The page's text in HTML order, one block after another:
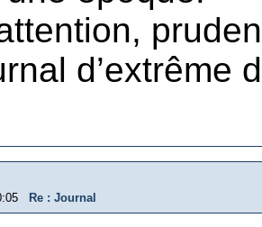
d’extrême
Re : Journal